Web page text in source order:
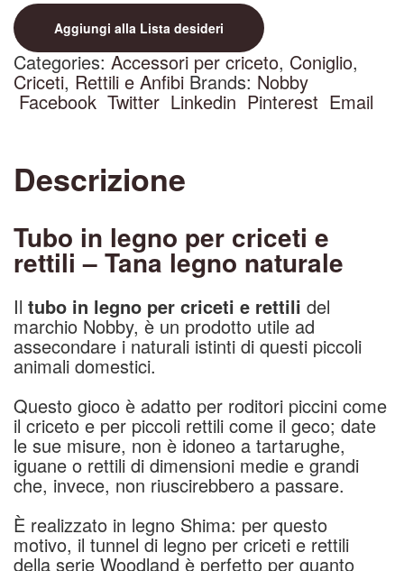
Aggiungi alla Lista desideri
Categories: Accessori per criceto, Coniglio,
Criceti, Rettili e Anfibi Brands: Nobby
Facebook Twitter Linkedin Pinterest Email
Descrizione
Tubo in legno per criceti e
rettili – Tana legno naturale
Il tubo in legno per criceti e rettili del
marchio Nobby, è un prodotto utile ad
assecondare i naturali istinti di questi piccoli
animali domestici.
Questo gioco è adatto per roditori piccini come
il criceto e per piccoli rettili come il geco; date
le sue misure, non è idoneo a tartarughe,
iguane o rettili di dimensioni medie e grandi
che, invece, non riuscirebbero a passare.
È realizzato in legno Shima: per questo
motivo, il tunnel di legno per criceti e rettili
della serie Woodland è perfetto per quanto